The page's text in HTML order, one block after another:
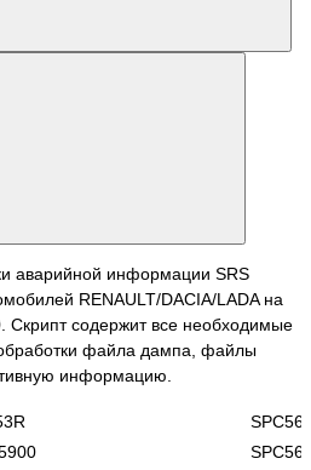
аварийной информации SRS
RENAULT/DACIA/LADA на
Скрипт содержит все необходимые
файла дампа, файлы
информацию.